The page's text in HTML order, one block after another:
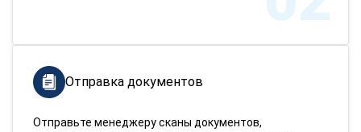
Отправка документов
Отправьте менеджеру сканы документов,